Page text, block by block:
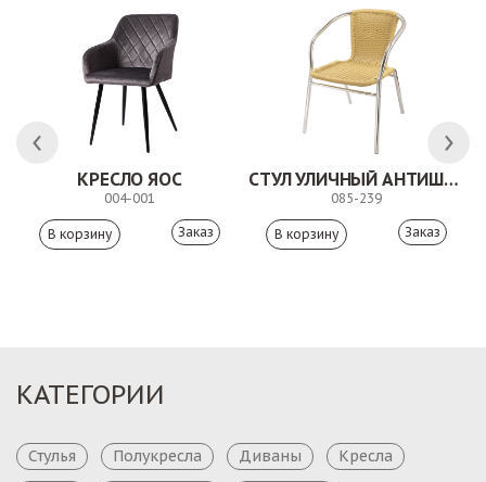
КРЕСЛО ЯОС
004-001
Заказ
СТУЛ УЛИЧНЫЙ АНТИШОН
085-239
Заказ
КАТЕГОРИИ
Стулья Полукресла Диваны
Кресла